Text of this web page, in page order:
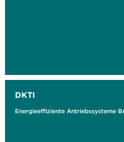
DKTI
Energieeffiziente Antriebssysteme